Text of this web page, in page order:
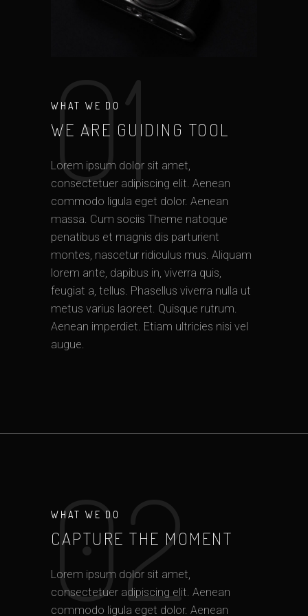
WHAT WE DO
WE ARE GUIDING TOOL
Lorem ipsum dolor sit amet,
consectetuer adipiscing elit. Aenean
commodo ligula eget dolor. Aenean
massa. Cum sociis Theme natoque
penatibus et magnis dis parturient
montes, nascetur ridiculus mus. Aliquam
lorem ante, dapibus in, viverra quis,
feugiat a, tellus. Phasellus viverra nulla ut
metus varius laoreet. Quisque rutrum.
Aenean imperdiet. Etiam ultricies nisi vel
augue.
01
WHAT WE DO
CAPTURE THE MOMENT
Lorem ipsum dolor sit amet,
consectetuer adipiscing elit. Aenean
commodo ligula eget dolor. Aenean
02